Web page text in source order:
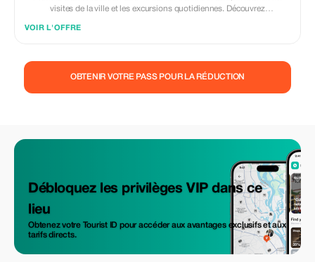
visites de la ville et les excursions quotidiennes. Découvrez
VOIR L'OFFRE
OBTENIR VOTRE PASS POUR LA RÉDUCTION
Débloquez les privilèges VIP dans ce
lieu
Obtenez votre Tourist ID pour accéder aux avantages exclusifs et aux
tarifs directs.